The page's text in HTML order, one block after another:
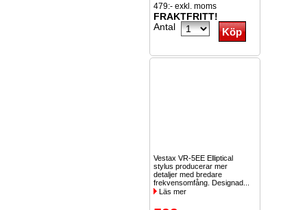
479:- exkl. moms
FRAKTFRITT!
Antal
Vestax VR-5EE Elliptical
stylus producerar mer
detaljer med bredare
frekvensomfång. Designad...
Läs mer